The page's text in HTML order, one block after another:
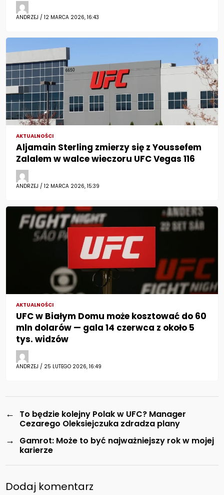
ANDRZEJ / 12 MARCA 2026, 16:43
AKTUALNOŚCI
Aljamain Sterling zmierzy się z Youssefem
Zalalem w walce wieczoru UFC Vegas 116
ANDRZEJ / 12 MARCA 2026, 15:39
AKTUALNOŚCI
UFC w Białym Domu może kosztować do 60
mln dolarów — gala 14 czerwca z około 5
tys. widzów
ANDRZEJ / 25 LUTEGO 2026, 16:49
←
To będzie kolejny Polak w UFC? Manager
Cezarego Oleksiejczuka zdradza plany
→
Gamrot: Może to być najważniejszy rok w mojej
karierze
Dodaj komentarz